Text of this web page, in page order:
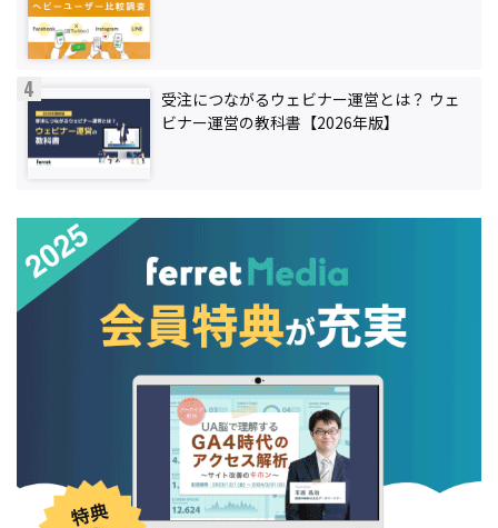
受注につながるウェビナー運営とは？ ウェ
ビナー運営の教科書【2026年版】